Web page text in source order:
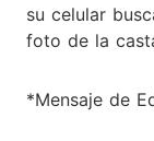
su celular
foto de la
*Mensaje de